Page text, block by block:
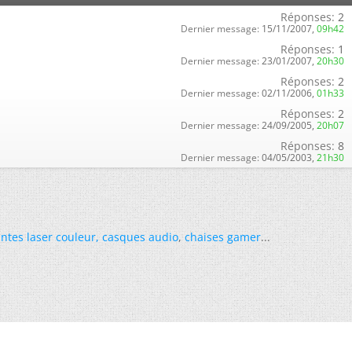
Réponses: 2
Dernier message: 15/11/2007, 09h42
Réponses: 1
Dernier message: 23/01/2007, 20h30
Réponses: 2
Dernier message: 02/11/2006, 01h33
Réponses: 2
Dernier message: 24/09/2005, 20h07
Réponses: 8
Dernier message: 04/05/2003, 21h30
laser couleur,casques audio,chaises gamer...